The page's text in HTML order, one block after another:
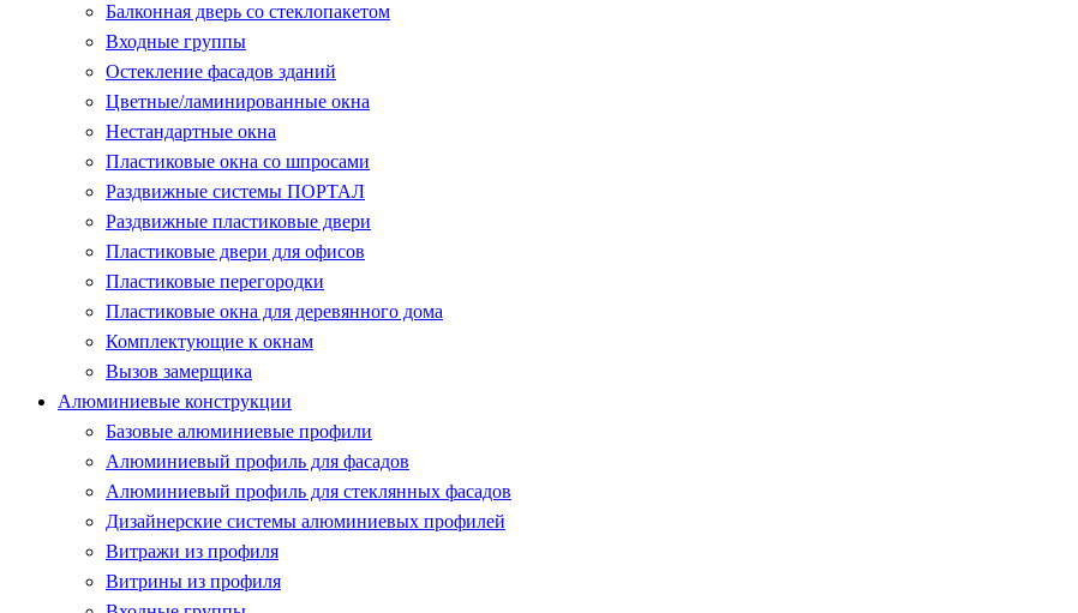
Балконная дверь со стеклопакетом
Входные группы
Остекление фасадов зданий
Цветные/ламинированные окна
Нестандартные окна
Пластиковые окна со шпросами
Раздвижные системы ПОРТАЛ
Раздвижные пластиковые двери
Пластиковые двери для офисов
Пластиковые перегородки
Пластиковые окна для деревянного дома
Комплектующие к окнам
Вызов замерщика
Алюминиевые конструкции
Базовые алюминиевые профили
Алюминиевый профиль для фасадов
Алюминиевый профиль для стеклянных фасадов
Дизайнерские системы алюминиевых профилей
Витражи из профиля
Витрины из профиля